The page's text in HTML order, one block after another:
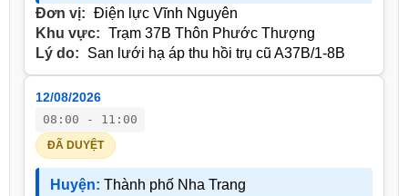
Đơn vị: Điện lực Vĩnh Nguyên
Khu vực: Trạm 37B Thôn Phước Thượng
Lý do:
San lưới hạ áp thu hồi trụ cũ A37B/1-8B
12/08/2026
08:00 - 11:00
ĐÃ DUYỆT
Huyện: Thành phố Nha Trang